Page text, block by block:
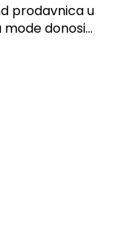
prodavnica u
donosi...